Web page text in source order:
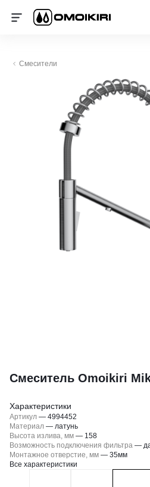
Смесители
Смеситель Omoikiri
Характеристики
Артикул — 4994452
Материал — латунь
Высота излива, мм — 158
Возможность подключения фильтра —
Монтажное отверстие, мм — 35мм
Все характеристики